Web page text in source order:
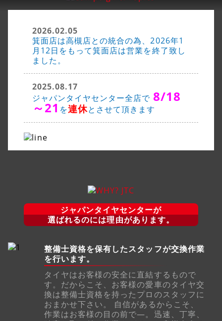
2026.02.05
箕面店は高槻店との統合の為、2026年1
月12日をもって箕面店は営業を終了致し
ました。
2025.08.17
ジャパンタイヤセンター全店で 8/18
～21 を連休とさせて頂きます
ジャパンタイヤセンターが
選ばれるのには理由があります。
整備士資格を保有したスタッフが交換作業
を行います。
タイヤはお客様の安全に直結するもので
す。だからこそ、お客様の愛車のタイヤ交
換は整備士資格を持ったプロのスタッフに
おまかせ下さい。 自信があるからこそ、
作業はお客様の目の前で―。迅速、丁寧、